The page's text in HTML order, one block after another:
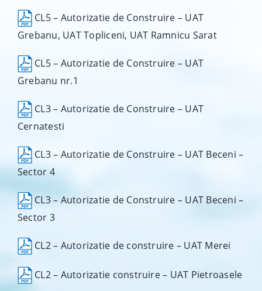
CL5 – Autorizatie de Construire – UAT
Grebanu, UAT Topliceni, UAT Ramnicu Sarat
CL5 – Autorizatie de Construire – UAT
Grebanu nr.1
CL3 – Autorizatie de Construire – UAT
Cernatesti
CL3 – Autorizatie de Construire – UAT Beceni –
Sector 4
CL3 – Autorizatie de Construire – UAT Beceni –
Sector 3
CL2 – Autorizatie de construire – UAT Merei
CL2 – Autorizatie construire – UAT Pietroasele